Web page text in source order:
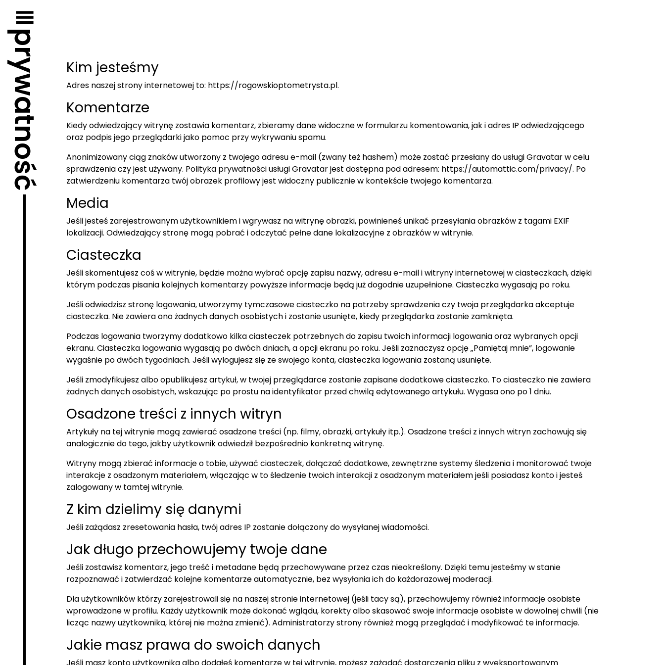
treści
prywatność Kim jesteśmy
Adres naszej strony internetowej to: https://rogowskioptometrysta.pl.
Komentarze
Kiedy odwiedzający witrynę zostawia komentarz, zbieramy dane widoczne w formularzu komentowania, jak i adres IP odwiedzającego
oraz podpis jego przeglądarki jako pomoc przy wykrywaniu spamu.
Anonimizowany ciąg znaków utworzony z twojego adresu e-mail (zwany też hashem) może zostać przesłany do usługi Gravatar w celu
sprawdzenia czy jest używany. Polityka prywatności usługi Gravatar jest dostępna pod adresem: https://automattic.com/privacy/. Po
zatwierdzeniu komentarza twój obrazek profilowy jest widoczny publicznie w kontekście twojego komentarza.
Media
Jeśli jesteś zarejestrowanym użytkownikiem i wgrywasz na witrynę obrazki, powinieneś unikać przesyłania obrazków z tagami EXIF
lokalizacji. Odwiedzający stronę mogą pobrać i odczytać pełne dane lokalizacyjne z obrazków w witrynie.
Ciasteczka
Jeśli skomentujesz coś w witrynie, będzie można wybrać opcję zapisu nazwy, adresu e-mail i witryny internetowej w ciasteczkach, dzięki
którym podczas pisania kolejnych komentarzy powyższe informacje będą już dogodnie uzupełnione. Ciasteczka wygasają po roku.
Jeśli odwiedzisz stronę logowania, utworzymy tymczasowe ciasteczko na potrzeby sprawdzenia czy twoja przeglądarka akceptuje
ciasteczka. Nie zawiera ono żadnych danych osobistych i zostanie usunięte, kiedy przeglądarka zostanie zamknięta.
Podczas logowania tworzymy dodatkowo kilka ciasteczek potrzebnych do zapisu twoich informacji logowania oraz wybranych opcji
ekranu. Ciasteczka logowania wygasają po dwóch dniach, a opcji ekranu po roku. Jeśli zaznaczysz opcję „Pamiętaj mnie”, logowanie
wygaśnie po dwóch tygodniach. Jeśli wylogujesz się ze swojego konta, ciasteczka logowania zostaną usunięte.
Jeśli zmodyfikujesz albo opublikujesz artykuł, w twojej przeglądarce zostanie zapisane dodatkowe ciasteczko. To ciasteczko nie zawiera
żadnych danych osobistych, wskazując po prostu na identyfikator przed chwilą edytowanego artykułu. Wygasa ono po 1 dniu.
Osadzone treści z innych witryn
Artykuły na tej witrynie mogą zawierać osadzone treści (np. filmy, obrazki, artykuły itp.). Osadzone treści z innych witryn zachowują się
analogicznie do tego, jakby użytkownik odwiedził bezpośrednio konkretną witrynę.
Witryny mogą zbierać informacje o tobie, używać ciasteczek, dołączać dodatkowe, zewnętrzne systemy śledzenia i monitorować twoje
interakcje z osadzonym materiałem, włączając w to śledzenie twoich interakcji z osadzonym materiałem jeśli posiadasz konto i jesteś
zalogowany w tamtej witrynie.
Z kim dzielimy się danymi
Jeśli zażądasz zresetowania hasła, twój adres IP zostanie dołączony do wysyłanej wiadomości.
Jak długo przechowujemy twoje dane
Jeśli zostawisz komentarz, jego treść i metadane będą przechowywane przez czas nieokreślony. Dzięki temu jesteśmy w stanie
rozpoznawać i zatwierdzać kolejne komentarze automatycznie, bez wysyłania ich do każdorazowej moderacji.
Dla użytkowników którzy zarejestrowali się na naszej stronie internetowej (jeśli tacy są), przechowujemy również informacje osobiste
wprowadzone w profilu. Każdy użytkownik może dokonać wglądu, korekty albo skasować swoje informacje osobiste w dowolnej chwili (nie
licząc nazwy użytkownika, której nie można zmienić). Administratorzy strony również mogą przeglądać i modyfikować te informacje.
Jakie masz prawa do swoich danych